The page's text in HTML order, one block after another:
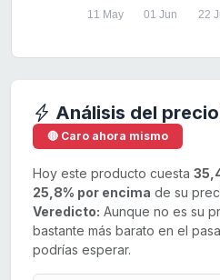
11 May 01 Jun 22
Análisis del
🔴 Caro ahora mismo
Hoy este producto cuesta
25,8% por encima de su
Veredicto: Aunque no es su
bastante más barato en el
podrías esperar.